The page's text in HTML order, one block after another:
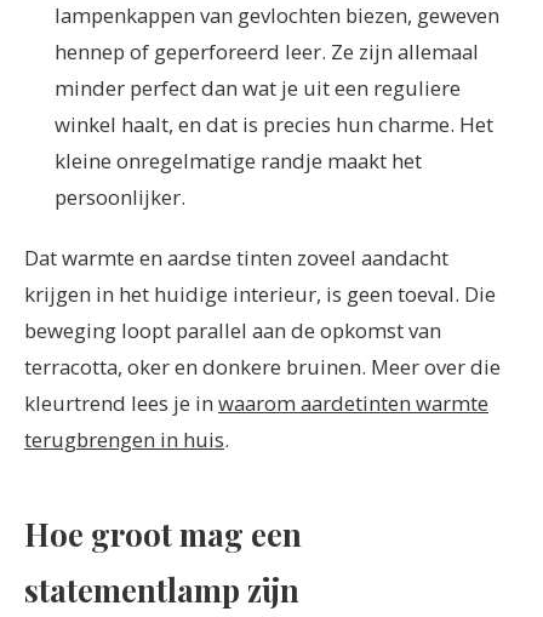
lampenkappen van gevlochten biezen, geweven
hennep of geperforeerd leer. Ze zijn allemaal
minder perfect dan wat je uit een reguliere
winkel haalt, en dat is precies hun charme. Het
kleine onregelmatige randje maakt het
persoonlijker.
Dat warmte en aardse tinten zoveel aandacht
krijgen in het huidige interieur, is geen toeval. Die
beweging loopt parallel aan de opkomst van
terracotta, oker en donkere bruinen. Meer over die
kleurtrend lees je in waarom aardetinten warmte
terugbrengen in huis.
Hoe groot mag een
statementlamp zijn